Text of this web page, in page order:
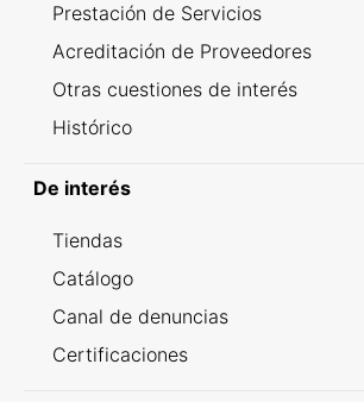
Prestación de Servicios
Acreditación de Proveedores
Otras cuestiones de interés
Histórico
De interés
Tiendas
Catálogo
Canal de denuncias
Certificaciones